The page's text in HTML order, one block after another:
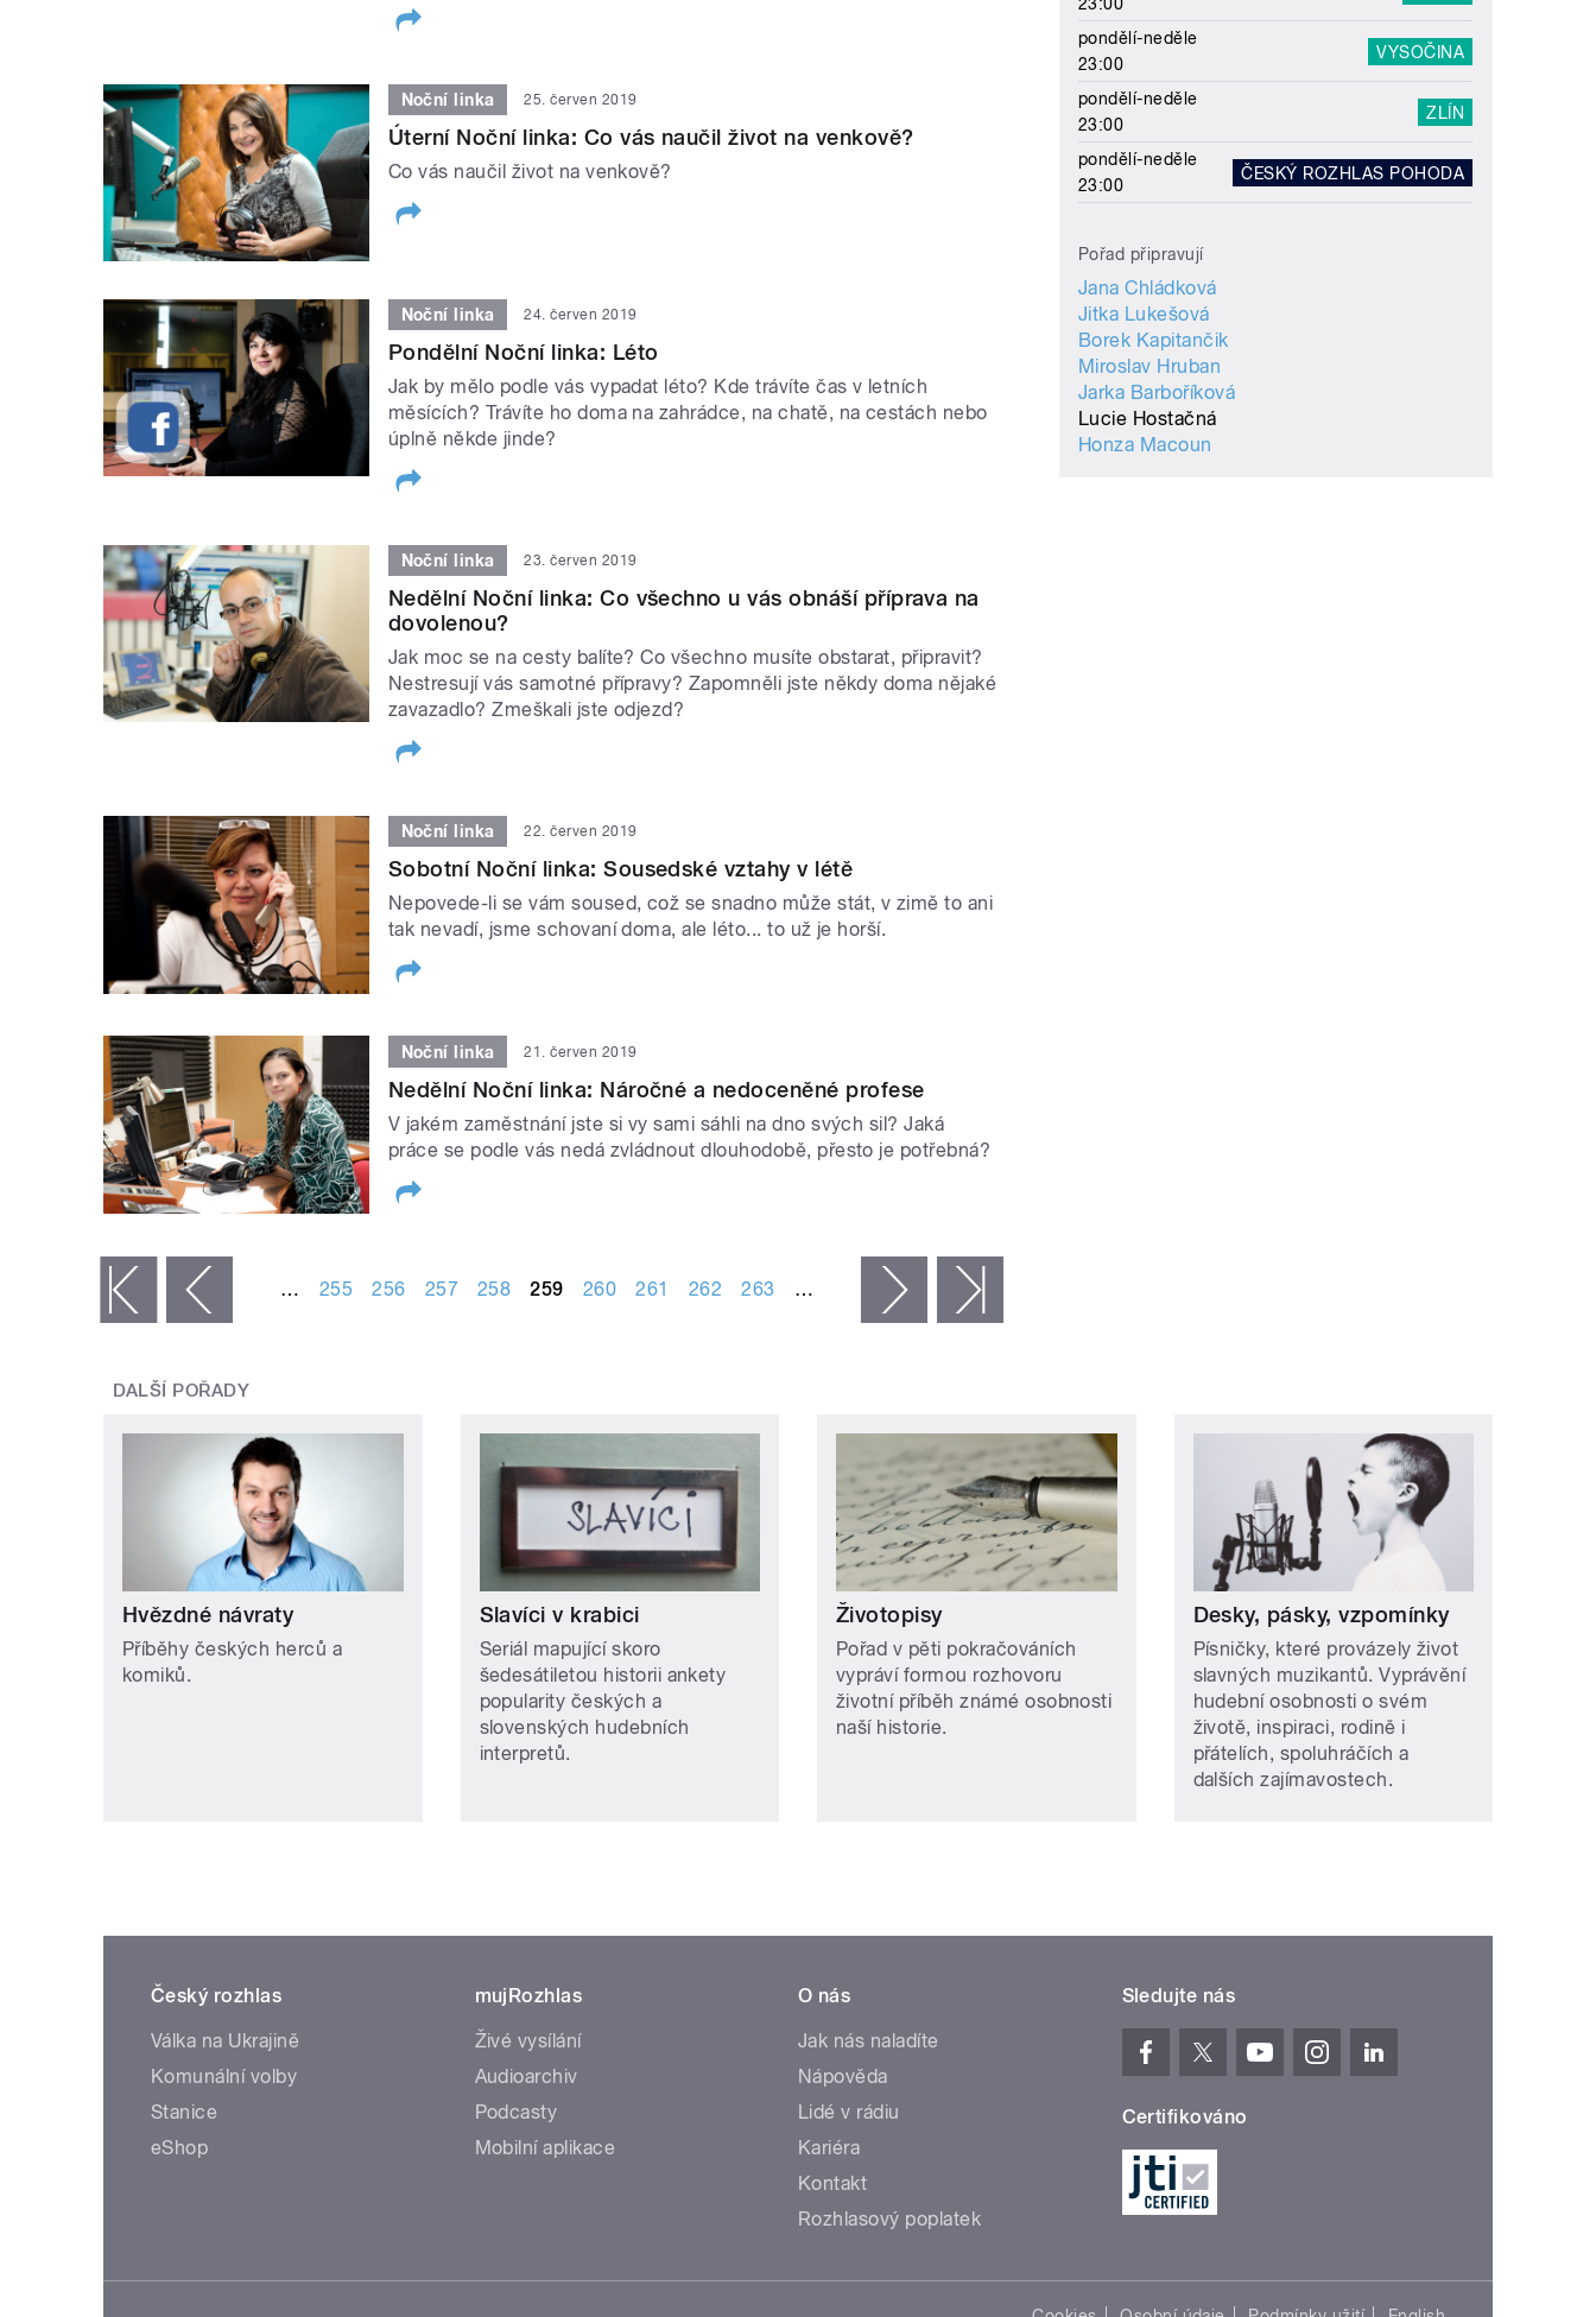
Noční linka 25. červen 2019
Úterní Noční linka: Co vás naučil život na venkově?
Co vás naučil život na venkově?
Noční linka 24. červen 2019
Pondělní Noční linka: Léto
Jak by mělo podle vás vypadat léto? Kde trávíte čas v letních
měsících? Trávíte ho doma na zahrádce, na chatě, na cestách nebo
úplně někde jinde?
Noční linka 23. červen 2019
Nedělní Noční linka: Co všechno u vás obnáší příprava na
dovolenou?
Jak moc se na cesty balíte? Co všechno musíte obstarat, připravit?
Nestresují vás samotné přípravy? Zapomněli jste někdy doma nějaké
zavazadlo? Zmeškali jste odjezd?
Noční linka 22. červen 2019
Sobotní Noční linka: Sousedské vztahy v létě
Nepovede-li se vám soused, což se snadno může stát, v zimě to ani
tak nevadí, jsme schovaní doma, ale léto... to už je horší.
Noční linka 21. červen 2019
Nedělní Noční linka: Náročné a nedoceněné profese
V jakém zaměstnání jste si vy sami sáhli na dno svých sil? Jaká
práce se podle vás nedá zvládnout dlouhodobě, přesto je potřebná?
‹ předchozí … 255 256 257 258 259 260 261 262 263 … následující ›
23:00
pondělí-neděle
23:00
VYSOČINA
pondělí-neděle
23:00
ZLÍN
pondělí-neděle
23:00
ČESKÝ ROZHLAS POHODA
Pořad připravují
Jana Chládková
Jitka Lukešová
Borek Kapitančik
Miroslav Hruban
Jarka Barboříková
Lucie Hostačná
Honza Macoun
DALŠÍ POŘADY
Hvězdné návraty
Příběhy českých herců a
komiků.
Slavíci v krabici
Seriál mapující skoro
šedesátiletou historii ankety
popularity českých a
slovenských hudebních
interpretů.
Životopisy
Pořad v pěti pokračováních
vypráví formou rozhovoru
životní příběh známé osobnosti
naší historie.
Desky, pásky, vzpomínky
Písničky, které provázely život
slavných muzikantů. Vyprávění
hudební osobnosti o svém
životě, inspiraci, rodině i
přátelích, spoluhráčích a
dalších zajímavostech.
Český rozhlas
Válka na Ukrajině
Komunální volby
Stanice
eShop
mujRozhlas
Živé vysílání
Audioarchiv
Podcasty
Mobilní aplikace
O nás
Jak nás naladíte
Nápověda
Lidé v rádiu
Kariéra
Kontakt
Rozhlasový poplatek
Sledujte nás
Certifikováno